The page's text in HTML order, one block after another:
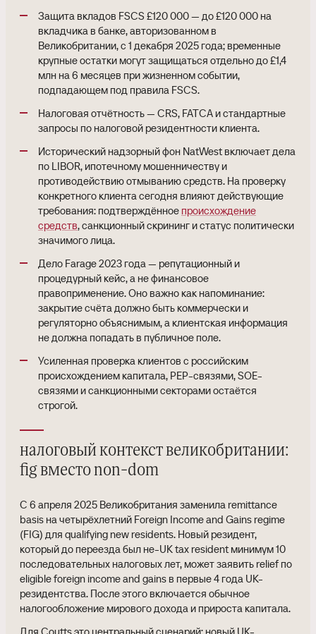
Защита вкладов FSCS £120 000 — до £120 000 на
вкладчика в банке, авторизованном в
Великобритании, с 1 декабря 2025 года; временные
крупные остатки могут защищаться отдельно до £1,4
млн на 6 месяцев при жизненном событии,
подпадающем под правила FSCS.
Налоговая отчётность — CRS, FATCA и стандартные
запросы по налоговой резидентности клиента.
Исторический надзорный фон NatWest включает дела
по LIBOR, ипотечному мошенничеству и
противодействию отмыванию средств. На проверку
конкретного клиента сегодня влияют действующие
требования: подтверждённое происхождение
средств, санкционный скрининг и статус политически
значимого лица.
Дело Farage 2023 года — репутационный и
процедурный кейс, а не финансовое
правоприменение. Оно важно как напоминание:
закрытие счёта должно быть коммерчески и
регуляторно объяснимым, а клиентская информация
не должна попадать в публичное поле.
Усиленная проверка клиентов с российским
происхождением капитала, PEP-связями, SOE-
связями и санкционными секторами остаётся
строгой.
налоговый контекст великобритании:
fig вместо non-dom
С 6 апреля 2025 Великобритания заменила remittance
basis на четырёхлетний Foreign Income and Gains regime
(FIG) для qualifying new residents. Новый резидент,
который до переезда был не-UK tax resident минимум 10
последовательных налоговых лет, может заявить relief по
eligible foreign income and gains в первые 4 года UK-
резидентства. После этого включается обычное
налогообложение мирового дохода и прироста капитала.